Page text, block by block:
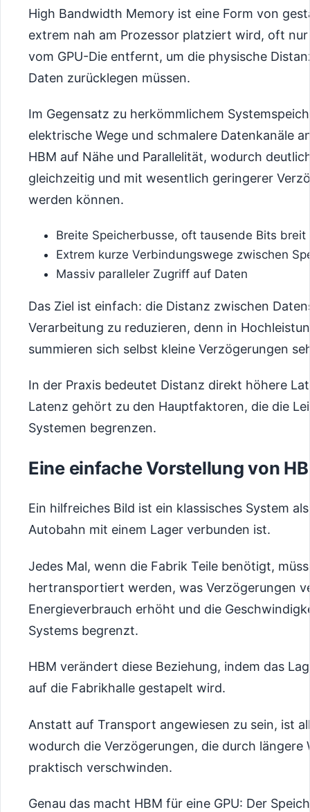
High Bandwidth Memory ist eine Form von
extrem nah am Prozessor platziert wird, oft
vom GPU-Die entfernt, um die physische
Daten zurücklegen müssen.
Im Gegensatz zu herkömmlichem
elektrische Wege und schmalere Datenkanäle
HBM auf Nähe und Parallelität, wodurch
gleichzeitig und mit wesentlich geringerer
werden können.
Breite Speicherbusse, oft tausende Bits breit
Extrem kurze Verbindungswege zwischen
Massiv paralleler Zugriff auf Daten
Das Ziel ist einfach: die Distanz zwischen
Verarbeitung zu reduzieren, denn in
summieren sich selbst kleine Verzögerungen
In der Praxis bedeutet Distanz direkt höhere
Latenz gehört zu den Hauptfaktoren, die die
Systemen begrenzen.
Eine einfache Vorstellung von
Ein hilfreiches Bild ist ein klassisches System
Autobahn mit einem Lager verbunden ist.
Jedes Mal, wenn die Fabrik Teile benötigt,
hertransportiert werden, was Verzögerungen
Energieverbrauch erhöht und die
Systems begrenzt.
HBM verändert diese Beziehung, indem das
auf die Fabrikhalle gestapelt wird.
Anstatt auf Transport angewiesen zu sein, ist
wodurch die Verzögerungen, die durch längere
praktisch verschwinden.
Genau das macht HBM für eine GPU: Der